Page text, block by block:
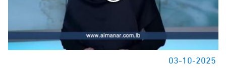
03-10-2025